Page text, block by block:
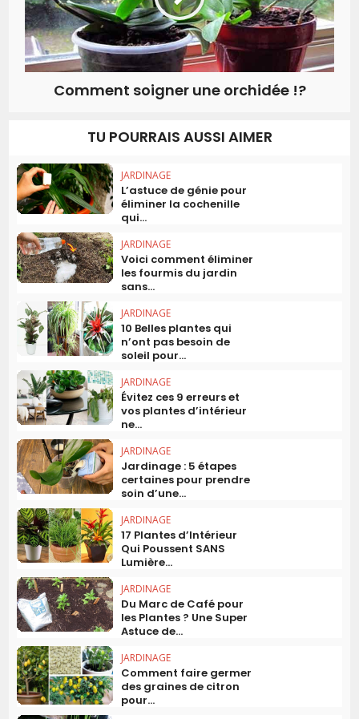
Comment soigner une orchidée !?
TU POURRAIS AUSSI AIMER
JARDINAGE
L’astuce de génie pour
éliminer la cochenille
qui...
JARDINAGE
Voici comment éliminer
les fourmis du jardin
sans...
JARDINAGE
10 Belles plantes qui
n’ont pas besoin de
soleil pour...
JARDINAGE
Évitez ces 9 erreurs et
vos plantes d’intérieur
ne...
JARDINAGE
Jardinage : 5 étapes
certaines pour prendre
soin d’une...
JARDINAGE
17 Plantes d’Intérieur
Qui Poussent SANS
Lumière...
JARDINAGE
Du Marc de Café pour
les Plantes ? Une Super
Astuce de...
JARDINAGE
Comment faire germer
des graines de citron
pour...